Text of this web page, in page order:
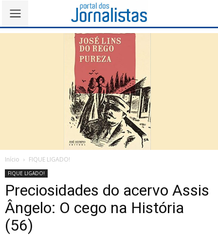
Início FIQUE LIGADO!
FIQUE LIGADO!
Preciosidades do acervo Assis
Ângelo: O cego na História
(56)